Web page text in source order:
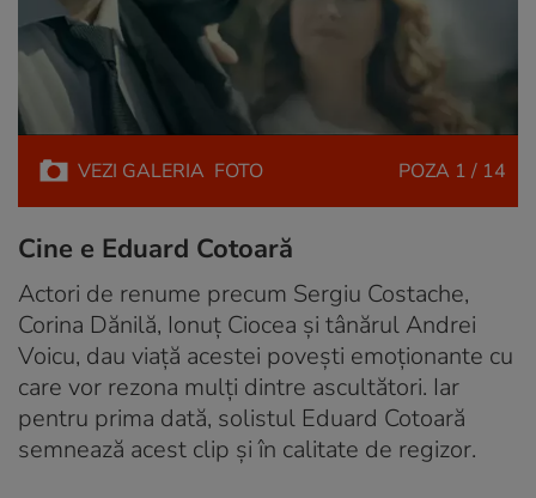
VEZI GALERIA FOTO POZA 1 / 14
Cine e Eduard Cotoară
Actori de renume precum Sergiu Costache,
Corina Dănilă, Ionuț Ciocea și tânărul Andrei
Voicu, dau viață acestei povești emoționante cu
care vor rezona mulți dintre ascultători. Iar
pentru prima dată, solistul Eduard Cotoară
semnează acest clip și în calitate de regizor.